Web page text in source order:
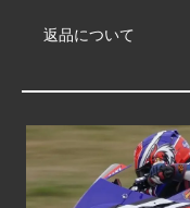
返品について